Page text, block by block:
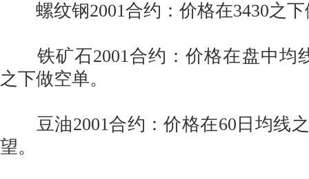
螺纹钢2001合约：价格在3430之
铁矿石2001合约：价格在盘中均
之下做空单。
豆油2001合约：价格在60日均线
望。